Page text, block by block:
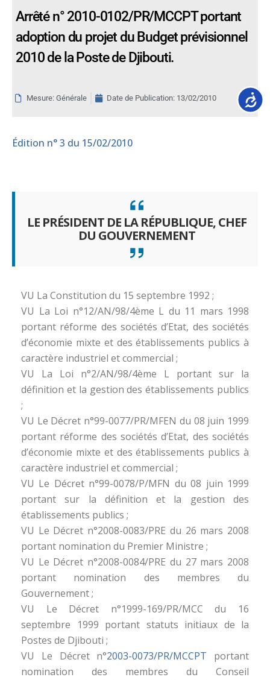
Arrêté n° 2010-0102/PR/MCCPT portant
adoption du projet du Budget prévisionnel
2010 de la Poste de Djibouti.
Mesure: Générale Date de Publication: 13/02/2010
Édition n° 3 du 15/02/2010
LE PRÉSIDENT DE LA RÉPUBLIQUE, CHEF
DU GOUVERNEMENT
VU La Constitution du 15 septembre 1992 ;
VU La Loi n°12/AN/98/4ème L du 11 mars 1998
portant réforme des sociétés d’Etat, des sociétés
d’économie mixte et des établissements publics à
caractère industriel et commercial ;
VU La Loi n°2/AN/98/4ème L portant sur la
définition et la gestion des établissements publics
;
VU Le Décret n°99-0077/PR/MFEN du 08 juin 1999
portant réforme des sociétés d’Etat, des sociétés
d’économie mixte et des établissements publics à
caractère industriel et commercial ;
VU Le Décret n°99-0078/P/MFN du 08 juin 1999
portant sur la définition et la gestion des
établissements publics ;
VU Le Décret n°2008-0083/PRE du 26 mars 2008
portant nomination du Premier Ministre ;
VU Le Décret n°2008-0084/PRE du 27 mars 2008
portant nomination des membres du
Gouvernement ;
VU Le Décret n°1999-169/PR/MCC du 16
septembre 1999 portant statuts initiaux de la
Postes de Djibouti ;
VU Le Décret n°2003-0073/PR/MCCPT portant
nomination des membres du Conseil